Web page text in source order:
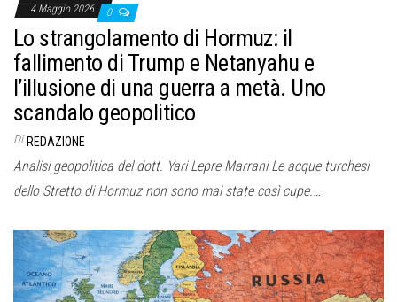
4 Maggio 2026 0
Lo strangolamento di Hormuz: il
fallimento di Trump e Netanyahu e
l’illusione di una guerra a metà. Uno
scandalo geopolitico
Di REDAZIONE
Analisi geopolitica del dott. Yari Lepre Marrani Le acque turchesi
dello Stretto di Hormuz non sono mai state così cupe.…